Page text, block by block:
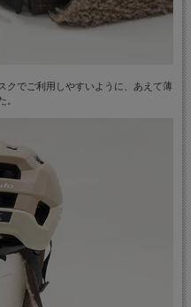
クでご利用しやすいように、あえて薄
。